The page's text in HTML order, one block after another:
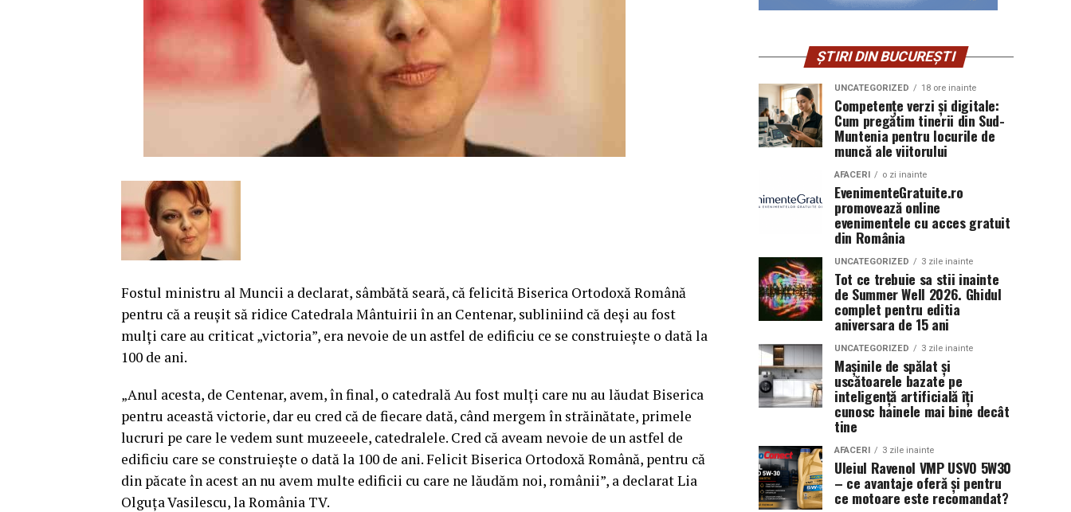
Fostul ministru al Muncii a declarat, sâmbătă seară, că felicită Biserica Ortodoxă Română
pentru că a reuşit să ridice Catedrala Mântuirii în an Centenar, subliniind că deşi au fost
mulţi care au criticat „victoria”, era nevoie de un astfel de edificiu ce se construieşte o dată la
100 de ani.
„Anul acesta, de Centenar, avem, în final, o catedrală Au fost mulţi care nu au lăudat Biserica
pentru această victorie, dar eu cred că de fiecare dată, când mergem în străinătate, primele
lucruri pe care le vedem sunt muzeeele, catedralele. Cred că aveam nevoie de un astfel de
edificiu care se construieşte o dată la 100 de ani. Felicit Biserica Ortodoxă Română, pentru că
din păcate în acest an nu avem multe edificii cu care ne lăudăm noi, românii”, a declarat Lia
Olguţa Vasilescu, la România TV.
ȘTIRI DIN BUCUREȘTI
UNCATEGORIZED 18 ore inainte
Competențe verzi și digitale:
Cum pregătim tinerii din Sud-
Muntenia pentru locurile de
muncă ale viitorului
AFACERI o zi inainte
EvenimenteGratuite.ro
promovează online
evenimentele cu acces gratuit
din România
UNCATEGORIZED 3 zile inainte
Tot ce trebuie sa stii inainte
de Summer Well 2026. Ghidul
complet pentru editia
aniversara de 15 ani
UNCATEGORIZED 3 zile inainte
Mașinile de spălat și
uscătoarele bazate pe
inteligență artificială îți
cunosc hainele mai bine decât
tine
AFACERI 3 zile inainte
Uleiul Ravenol VMP USVO 5W30
– ce avantaje oferă și pentru
ce motoare este recomandat?